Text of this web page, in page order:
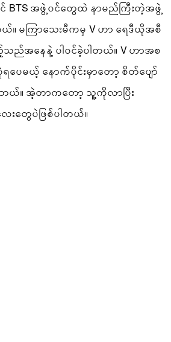
BTS အဖွဲ့ဝင်တွေထဲ နာမည်ကြီးတဲ့အဖွဲ့
။ မကြာသေးမီကမှ V ဟာ ရေဒီယိုအစီ
ည်အနေနဲ့ ပါဝင်ခဲ့ပါတယ်။ V ဟာအစ
ပေမယ့် နောက်ပိုင်းမှာတော့ စိတ်ပျော်
တယ်။ အဲ့တာကတော့ သူ့ကိုလာပြီး
တွေပဲဖြစ်ပါတယ်။